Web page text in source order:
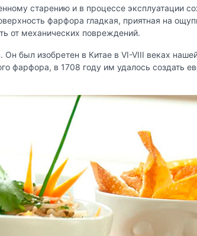
старению и в процессе эксплуатации
фарфора гладкая, приятная на
от механических повреждений.
был изобретен в Китае в VI-VIII веках
фарфора, в 1708 году им удалось создать